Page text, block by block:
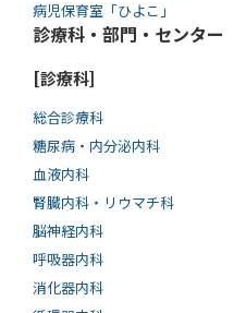
病児保育室「ひよこ」
診療科・部門・センター
[診療科]
総合診療科
糖尿病・内分泌内科
血液内科
腎臓内科・リウマチ科
脳神経内科
呼吸器内科
消化器内科